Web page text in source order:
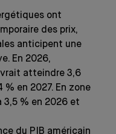
ont
des prix,
anticipent une
En 2026,
atteindre 3,6
en 2027. En zone
3,5 % en 2026 et
du PIB américain